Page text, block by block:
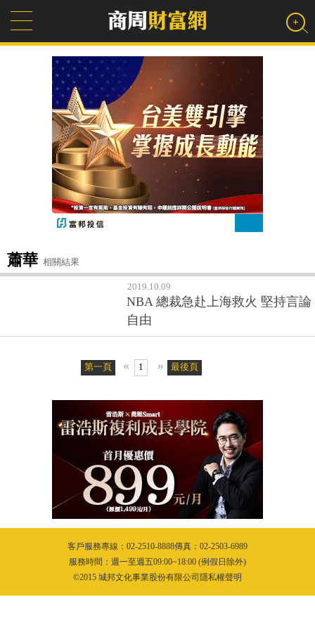
蕭華 相關結果
2019.10.09
NBA 總裁急赴上海救火 堅持言論
自由
第一頁 « 1 » 最後頁
客戶服務專線：02-2510-8888傳真：02-2503-6989
服務時間：週一至週五09:00~18:00 (例假日除外)
©2015 城邦文化事業股份有限公司隱私權聲明